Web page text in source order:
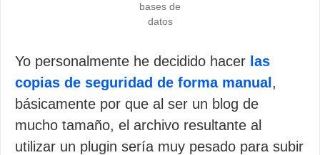
bases de
datos
Yo personalmente he decidido hacer las
copias de seguridad de forma manual ,
básicamente por que al ser un blog de
mucho tamaño, el archivo resultante al
utilizar un plugin sería muy pesado para subir